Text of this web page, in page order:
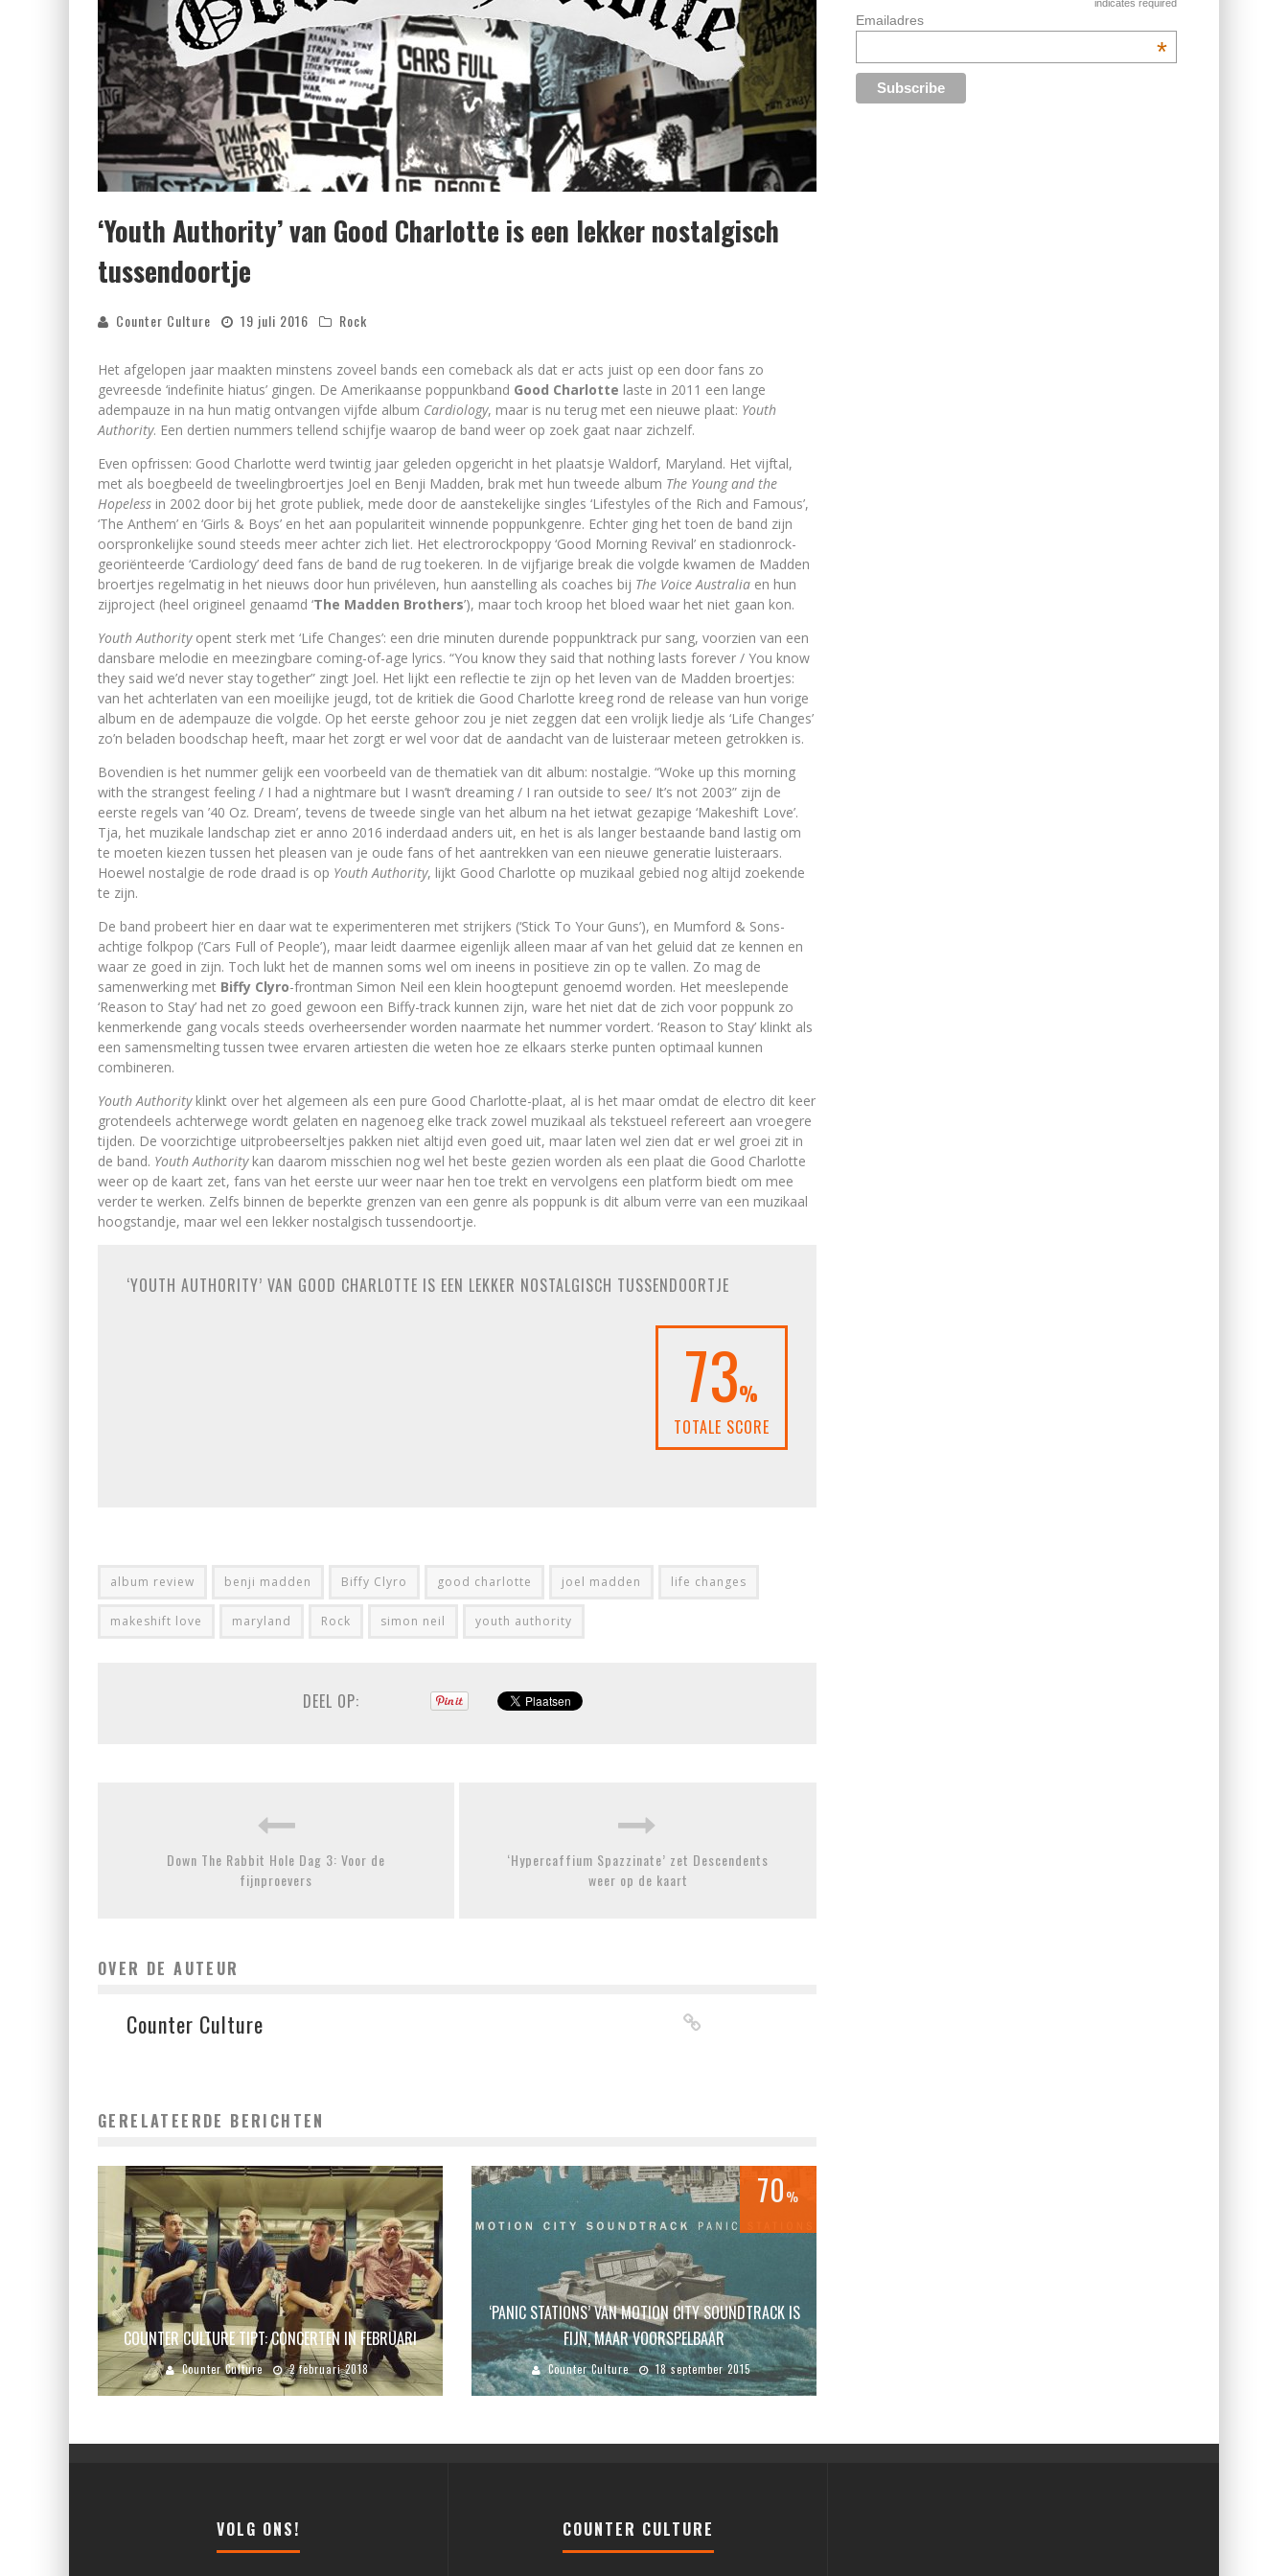
‘Youth Authority’ van Good Charlotte is een lekker nostalgisch
tussendoortje
Counter Culture 19 juli 2016 Rock
Het afgelopen jaar maakten minstens zoveel bands een comeback als dat er acts juist op een door fans zo
gevreesde ‘indefinite hiatus’ gingen. De Amerikaanse poppunkband Good Charlotte laste in 2011 een lange
adempauze in na hun matig ontvangen vijfde album Cardiology, maar is nu terug met een nieuwe plaat: Youth
Authority. Een dertien nummers tellend schijfje waarop de band weer op zoek gaat naar zichzelf.
Even opfrissen: Good Charlotte werd twintig jaar geleden opgericht in het plaatsje Waldorf, Maryland. Het vijftal,
met als boegbeeld de tweelingbroertjes Joel en Benji Madden, brak met hun tweede album The Young and the
Hopeless in 2002 door bij het grote publiek, mede door de aanstekelijke singles ‘Lifestyles of the Rich and Famous’,
‘The Anthem’ en ‘Girls & Boys’ en het aan populariteit winnende poppunkgenre. Echter ging het toen de band zijn
oorspronkelijke sound steeds meer achter zich liet. Het electrorockpoppy ‘Good Morning Revival’ en stadionrock-
georiënteerde ‘Cardiology’ deed fans de band de rug toekeren. In de vijfjarige break die volgde kwamen de Madden
broertjes regelmatig in het nieuws door hun privéleven, hun aanstelling als coaches bij The Voice Australia en hun
zijproject (heel origineel genaamd ‘The Madden Brothers’), maar toch kroop het bloed waar het niet gaan kon.
Youth Authorityopent sterk met ‘Life Changes’: een drie minuten durende poppunktrack pur sang, voorzien van een
dansbare melodie en meezingbare coming-of-age lyrics. “You know they said that nothing lasts forever / You know
they said we’d never stay together” zingt Joel. Het lijkt een reflectie te zijn op het leven van de Madden broertjes:
van het achterlaten van een moeilijke jeugd, tot de kritiek die Good Charlotte kreeg rond de release van hun vorige
album en de adempauze die volgde. Op het eerste gehoor zou je niet zeggen dat een vrolijk liedje als ‘Life Changes’
zo’n beladen boodschap heeft, maar het zorgt er wel voor dat de aandacht van de luisteraar meteen getrokken is.
Bovendien is het nummer gelijk een voorbeeld van de thematiek van dit album: nostalgie. “Woke up this morning
with the strangest feeling / I had a nightmare but I wasn’t dreaming / I ran outside to see/ It’s not 2003” zijn de
eerste regels van ’40 Oz. Dream’, tevens de tweede single van het album na het ietwat gezapige ‘Makeshift Love’.
Tja, het muzikale landschap ziet er anno 2016 inderdaad anders uit, en het is als langer bestaande band lastig om
te moeten kiezen tussen het pleasen van je oude fans of het aantrekken van een nieuwe generatie luisteraars.
Hoewel nostalgie de rode draad is op Youth Authority, lijkt Good Charlotte op muzikaal gebied nog altijd zoekende
te zijn.
De band probeert hier en daar wat te experimenteren met strijkers (‘Stick To Your Guns’), en Mumford & Sons-
achtige folkpop (‘Cars Full of People’), maar leidt daarmee eigenlijk alleen maar af van het geluid dat ze kennen en
waar ze goed in zijn. Toch lukt het de mannen soms wel om ineens in positieve zin op te vallen. Zo mag de
samenwerking met Biffy Clyro­-frontman Simon Neil een klein hoogtepunt genoemd worden. Het meeslepende
‘Reason to Stay’ had net zo goed gewoon een Biffy-track kunnen zijn, ware het niet dat de zich voor poppunk zo
kenmerkende gang vocals steeds overheersender worden naarmate het nummer vordert. ‘Reason to Stay’ klinkt als
een samensmelting tussen twee ervaren artiesten die weten hoe ze elkaars sterke punten optimaal kunnen
combineren.
Youth Authorityklinkt over het algemeen als een pure Good Charlotte-plaat, al is het maar omdat de electro dit keer
grotendeels achterwege wordt gelaten en nagenoeg elke track zowel muzikaal als tekstueel refereert aan vroegere
tijden. De voorzichtige uitprobeerseltjes pakken niet altijd even goed uit, maar laten wel zien dat er wel groei zit in
de band. Youth Authoritykan daarom misschien nog wel het beste gezien worden als een plaat die Good Charlotte
weer op de kaart zet, fans van het eerste uur weer naar hen toe trekt en vervolgens een platform biedt om mee
verder te werken. Zelfs binnen de beperkte grenzen van een genre als poppunk is dit album verre van een muzikaal
hoogstandje, maar wel een lekker nostalgisch tussendoortje.
‘YOUTH AUTHORITY’ VAN GOOD CHARLOTTE IS EEN LEKKER NOSTALGISCH TUSSENDOORTJE
73%
TOTALE SCORE
album review benji madden Biffy Clyro good charlotte joel madden life changes
makeshift love maryland Rock simon neil youth authority
DEEL OP:
Down The Rabbit Hole Dag 3: Voor de
fijnproevers
‘Hypercaffium Spazzinate’ zet Descendents
weer op de kaart
OVER DE AUTEUR
Counter Culture
GERELATEERDE BERICHTEN
COUNTER CULTURE TIPT: CONCERTEN IN FEBRUARI
Counter Culture 2 februari 2018
70%
‘PANIC STATIONS’ VAN MOTION CITY SOUNDTRACK IS
FIJN, MAAR VOORSPELBAAR
Counter Culture 18 september 2015
indicates required
Emailadres
*
VOLG ONS! COUNTER CULTURE